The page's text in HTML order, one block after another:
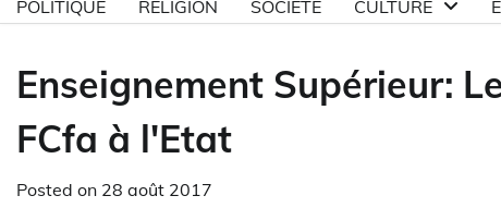
POLITIQUE
RELIGION SOCIETE CULTURE
Enseignement Supérieur:
FCfa à l'Etat
Posted on 28 août 2017